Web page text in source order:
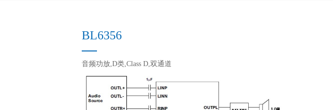
BL6356
音频功放,D类,Class D,双通道